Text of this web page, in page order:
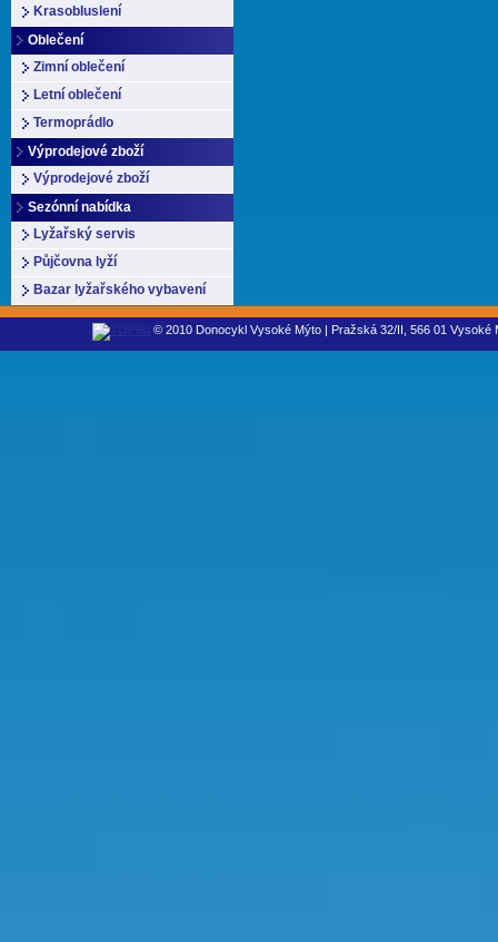
Krasobluslení
Oblečení
Zimní oblečení
Letní oblečení
Termoprádlo
Výprodejové zboží
Výprodejové zboží
Sezónní nabídka
Lyžařský servis
Půjčovna lyží
Bazar lyžařského vybavení
© 2010 Donocykl Vysoké Mýto | Pražská 32/II, 566 01 Vysoké